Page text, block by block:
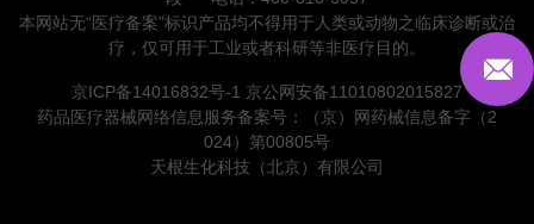
本网站无“医疗备案”标识产品均不得用于人类或动物之临床诊断或治
疗，仅可用于工业或者科研等非医疗目的。
京ICP备14016832号-1 京公网安备11010802015827
药品医疗器械网络信息服务备案号：（京）网药械信息备字（2
024）第00805号
天根生化科技（北京）有限公司